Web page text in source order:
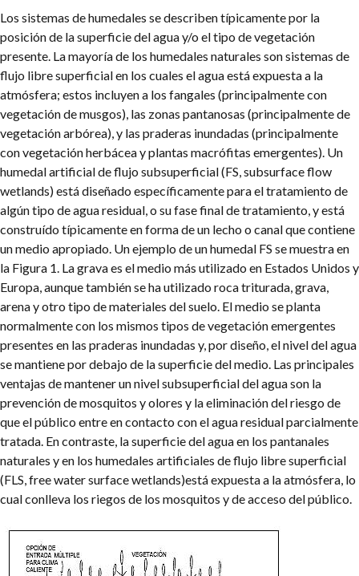
Los sistemas de humedales se describen típicamente por la
posición de la superficie del agua y/o el tipo de vegetación
presente. La mayoría de los humedales naturales son sistemas de
flujo libre superficial en los cuales el agua está expuesta a la
atmósfera; estos incluyen a los fangales (principalmente con
vegetación de musgos), las zonas pantanosas (principalmente de
vegetación arbórea), y las praderas inundadas (principalmente
con vegetación herbácea y plantas macrófitas emergentes). Un
humedal artificial de flujo subsuperficial (FS, subsurface flow
wetlands) está diseñado específicamente para el tratamiento de
algún tipo de agua residual, o su fase final de tratamiento, y está
construído típicamente en forma de un lecho o canal que contiene
un medio apropiado. Un ejemplo de un humedal FS se muestra en
la Figura 1. La grava es el medio más utilizado en Estados Unidos y
Europa, aunque también se ha utilizado roca triturada, grava,
arena y otro tipo de materiales del suelo. El medio se planta
normalmente con los mismos tipos de vegetación emergentes
presentes en las praderas inundadas y, por diseño, el nivel del agua
se mantiene por debajo de la superficie del medio. Las principales
ventajas de mantener un nivel subsuperficial del agua son la
prevención de mosquitos y olores y la eliminación del riesgo de
que el público entre en contacto con el agua residual parcialmente
tratada. En contraste, la superficie del agua en los pantanales
naturales y en los humedales artificiales de flujo libre superficial
(FLS, free water surface wetlands)está expuesta a la atmósfera, lo
cual conlleva los riegos de los mosquitos y de acceso del público.